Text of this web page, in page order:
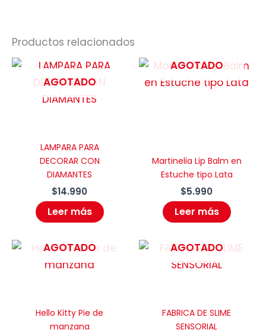
Productos relacionados
AGOTADO
LAMPARA PARA
DECORAR CON
DIAMANTES
$14.990
Leer más
AGOTADO
Martinelia Lip Balm en
Estuche tipo Lata
$5.990
Leer más
AGOTADO
Hello Kitty Pie de
manzana
AGOTADO
FABRICA DE SLIME
SENSORIAL